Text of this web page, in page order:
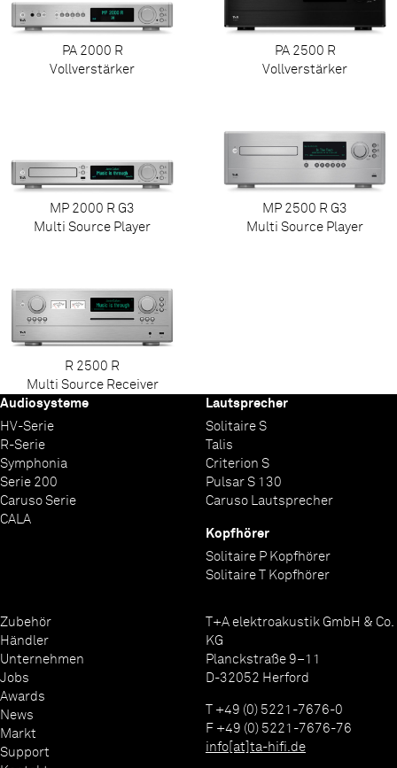
PA 2000 R
Vollverstärker
PA 2500 R
Vollverstärker
MP 2000 R G3
Multi Source Player
MP 2500 R G3
Multi Source Player
R 2500 R
Multi Source Receiver
Audiosysteme
HV-Serie
R-Serie
Symphonia
Serie 200
Caruso Serie
CALA
Lautsprecher
Solitaire S
Talis
Criterion S
Pulsar S 130
Caruso Lautsprecher
Kopfhörer
Solitaire P Kopfhörer
Solitaire T Kopfhörer
Zubehör
Händler
Unternehmen
Jobs
Awards
News
Markt
Support
T+A elektroakustik GmbH & Co.
KG
Planckstraße 9–11
D-32052 Herford
T +49 (0) 5221-7676-0
F +49 (0) 5221-7676-76
info[at]ta-hifi.de